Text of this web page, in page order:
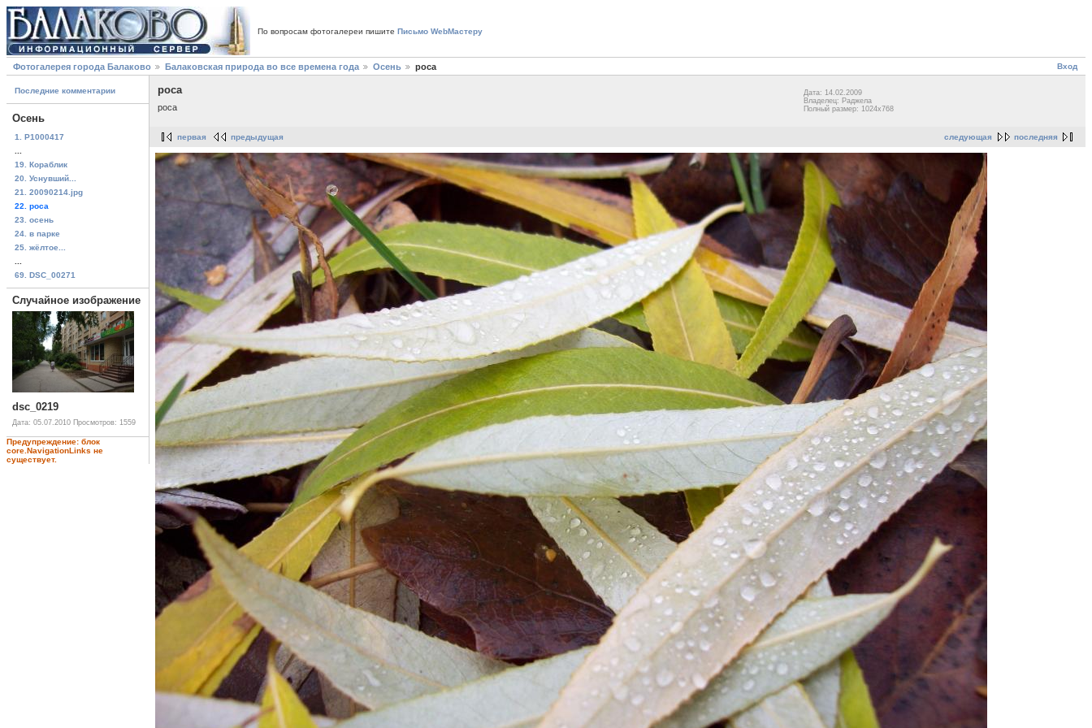
По вопросам фотогалереи пишите Письмо WebМастеру
Вход
Фотогалерея города Балаково Балаковская природа во все времена года Осень роса
Последние комментарии
Осень
1. P1000417
19. Кораблик
20. Уснувший...
21. 20090214.jpg
22. роса
23. осень
24. в парке
25. жёлтое...
69. DSC_00271
Случайное изображение
dsc_0219
Дата: 05.07.2010 Просмотров: 1559
Предупреждение: блок
core.NavigationLinks не
существует.
роса
роса
Дата: 14.02.2009
Владелец: Раджела
Полный размер: 1024x768
следующая последняя
первая предыдущая